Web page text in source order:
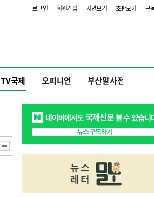
로그인 회원가입 지면보기 초판보기 구
TV국제 오피니언 부산말사전